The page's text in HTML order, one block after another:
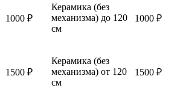
1000 ₽
Керамика (без
механизма) до 120
см
1000 ₽
1500 ₽
Керамика (без
механизма) от 120
см
1500 ₽